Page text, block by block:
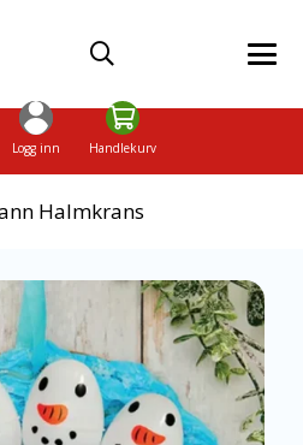
Logg inn Handlekurv
Halmkrans